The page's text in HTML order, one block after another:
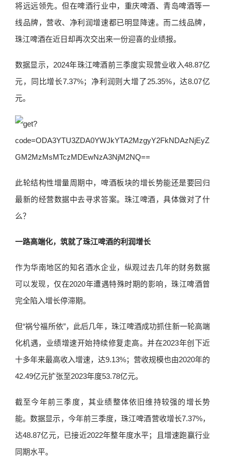
将远远领先。但在啤酒行业中，重庆啤酒、青岛啤酒等一
线品牌，营收、净利润增速都已明显降速。而二线品牌，
珠江啤酒在近日却再次交出来一份迎喜的业绩报。
数据显示，2024年珠江啤酒前三季度实现营业收入48.87亿
元，同比增长7.37%；净利润则大增了25.35%，达8.07亿
元。
此轮结构性增量周期中，啤酒板块的增长势能还是要回归
最新的经营数据中去寻求答案。珠江啤酒，具体做对了什
么？
一路高端化，筑就了珠江啤酒的利润增长
作为华南地区的知名酒水企业，纵观过去几年的财务数据
可以发现，仅在2020年遭遇特殊时期的影响，珠江啤酒曾
完全陷入增长停滞期。
但“祸兮福所依”，此后几年，珠江啤酒成功抓住新一轮高端
化机遇，业绩增速开始持续修复走高。并在2023年创下近
十多年来最高收入增速，达9.13%；营收规模也由2020年的
42.49亿元扩张至2023年度53.78亿元。
截至今年前三季度，其业绩整体依旧维持较强的增长势
能。数据显示，今年前三季度，珠江啤酒营收增长7.37%，
达48.87亿元，已接近2022年整年度水平；且增速跑赢行业
同期水平。